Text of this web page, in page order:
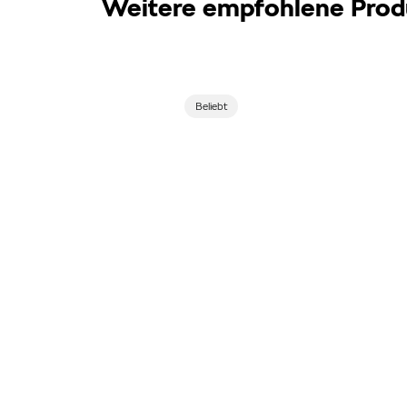
Weitere empfohlene
Beliebt